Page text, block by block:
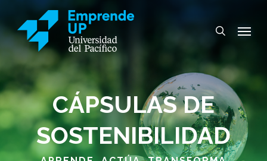
main
content
search
Menu
CÁPSULAS DE
SOSTENIBILIDAD